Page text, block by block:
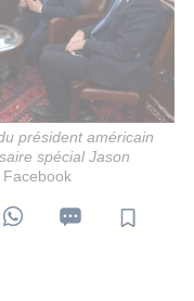
président américain
spécial Jason